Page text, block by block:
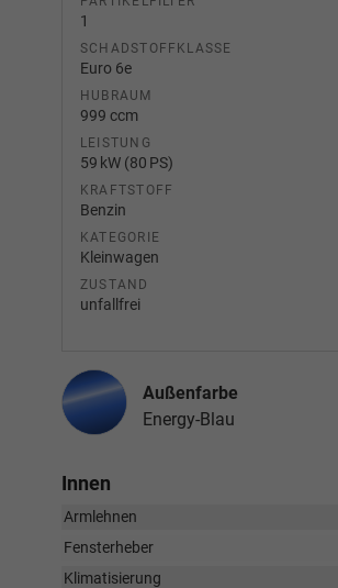
1
SCHADSTOFFKLASSE
Euro 6e
HUBRAUM
999 ccm
LEISTUNG
59 kW (80 PS)
KRAFTSTOFF
Benzin
KATEGORIE
Kleinwagen
ZUSTAND
unfallfrei
Außenfarbe
Energy-Blau
Innen
Armlehnen
Fensterheber
Klimatisierung